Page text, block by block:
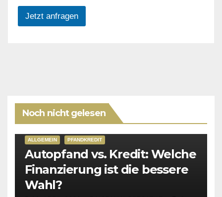
Jetzt anfragen
Noch nicht gelesen
ALLGEMEIN PFANDKREDIT
Autopfand vs. Kredit: Welche
Finanzierung ist die bessere
Wahl?